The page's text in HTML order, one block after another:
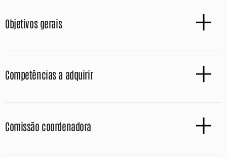
Objetivos gerais
Competências a adquirir
Comissão coordenadora